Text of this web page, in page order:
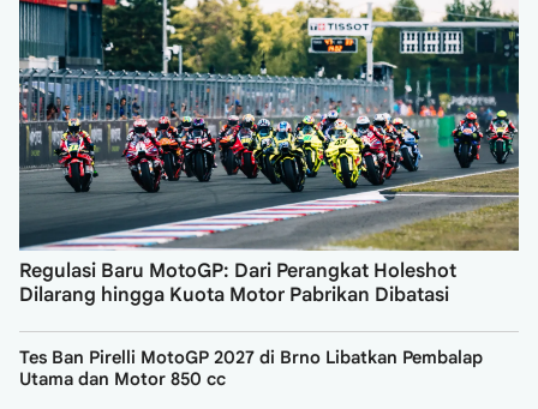
Regulasi Baru MotoGP: Dari Perangkat Holeshot
Dilarang hingga Kuota Motor Pabrikan Dibatasi
Tes Ban Pirelli MotoGP 2027 di Brno Libatkan Pembalap
Utama dan Motor 850 cc